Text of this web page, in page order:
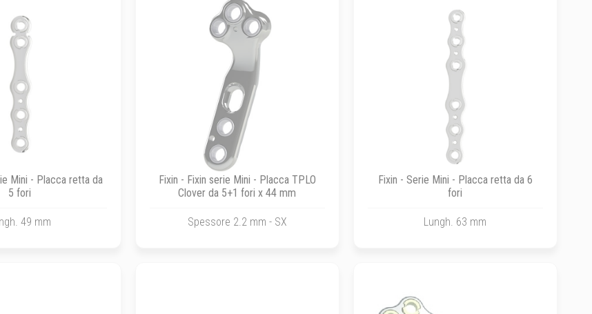
Mini - Placca retta da
5 fori
49 mm
Fixin - Fixin serie Mini - Placca TPLO
Clover da 5+1 fori x 44 mm
Spessore 2.2 mm - SX
Fixin - Serie Mini - Placca retta da 6
fori
Lungh. 63 mm